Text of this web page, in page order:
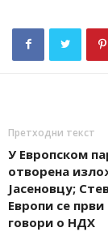
Претходни текст
У Европском
отворена
Јасеновцу;
Европи се први
говори о НДХ